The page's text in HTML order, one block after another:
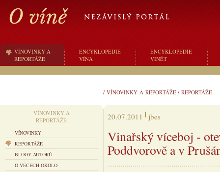
VÍNOVINKY A
REPORTÁŽE
ENCYKLOPEDIE
VÍNA
ENCYKLOPEDIE
VINĚT
/ VÍNOVINKY A REPORTÁŽE / REPORTÁŽE
VÍNOVINKY A
REPORTÁŽE
VÍNOVINKY
REPORTÁŽE
BLOGY AUTORŮ
O VĚCECH OKOLO
20.07.2011 jbes
Vinařský víceboj -
Poddvorově a v